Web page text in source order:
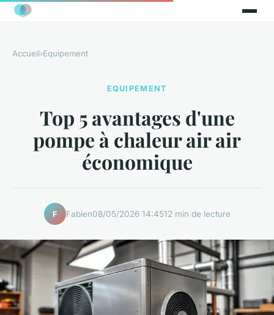
Accueil›Equipement
EQUIPEMENT
Top 5 avantages d'une
pompe à chaleur air air
économique
F Fabien08/05/2026 14:4512 min de lecture